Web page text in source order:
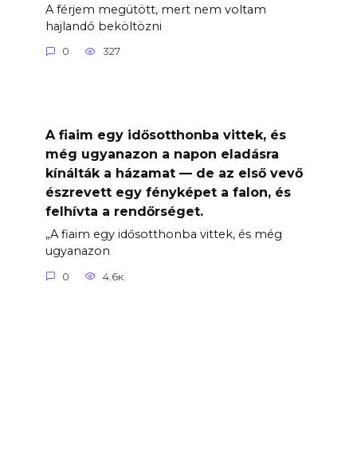
A férjem megütött, mert nem voltam
hajlandó beköltözni
0 327
A fiaim egy idősotthonba vittek, és
még ugyanazon a napon eladásra
kínálták a házamat — de az első vevő
észrevett egy fényképet a falon, és
felhívta a rendőrséget.
„A fiaim egy idősotthonba vittek, és még
ugyanazon
0 4.6к.